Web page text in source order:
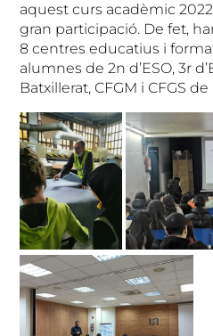
aquest curs acadèmic
gran participació. De fet,
8 centres educatius i
alumnes de 2n d’ESO, 3r
Batxillerat, CFGM i CFGS